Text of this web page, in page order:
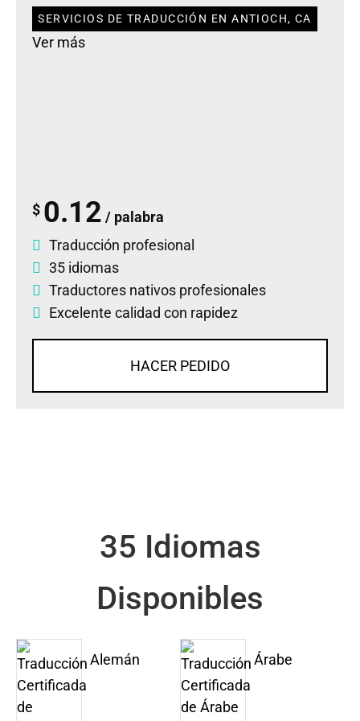
SERVICIOS DE TRADUCCIÓN EN ANTIOCH, CA
Ver más
$ 0.12 / palabra
Traducción profesional
35 idiomas
Traductores nativos profesionales
Excelente calidad con rapidez
HACER PEDIDO
35 Idiomas
Disponibles
Alemán Árabe